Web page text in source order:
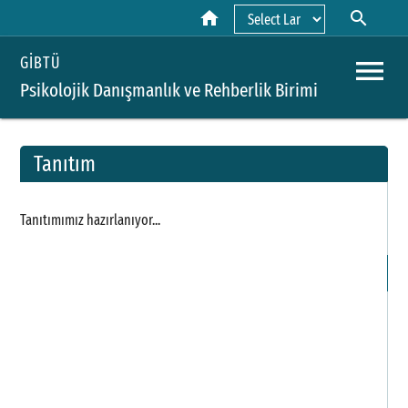
home search
GİBTÜ
Psikolojik Danışmanlık ve Rehberlik Birimi
menu
Tanıtım
Tanıtımımız hazırlanıyor...